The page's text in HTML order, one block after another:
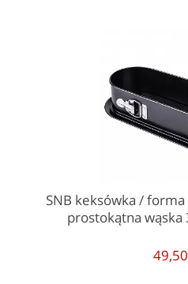
SNB keksówka /
prostokątna wąska
49,50